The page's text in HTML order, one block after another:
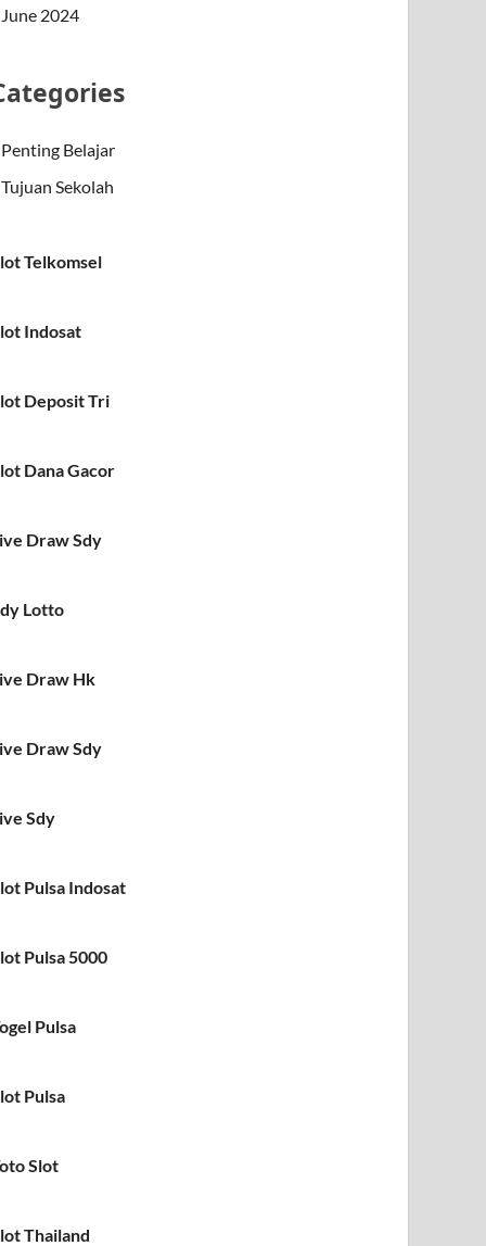
June 2024
Penting Belajar
Tujuan Sekolah
Telkomsel
Indosat
Deposit Tri
Dana Gacor
Draw Sdy
Lotto
Draw Hk
Draw Sdy
Sdy
Pulsa Indosat
Pulsa 5000
Pulsa
Pulsa
Slot
Thailand